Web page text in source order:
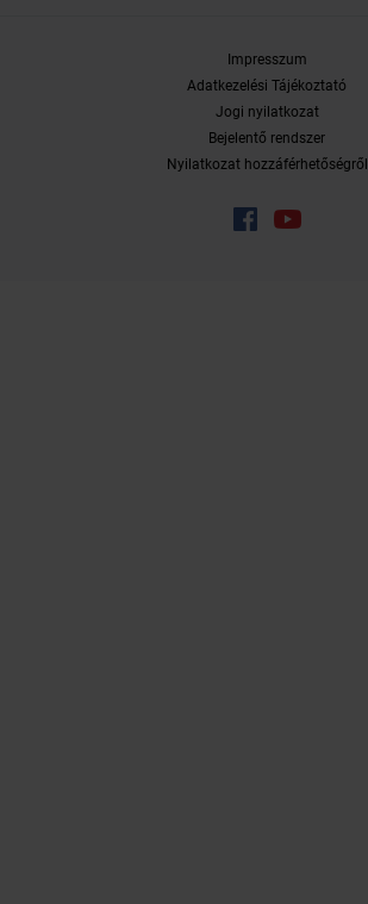
Impresszum
Adatkezelési Tájékoztató
Jogi nyilatkozat
Bejelentő rendszer
Nyilatkozat hozzáférhetőségről